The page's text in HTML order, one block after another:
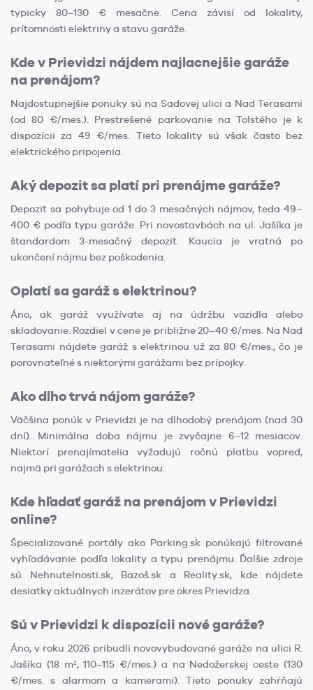
typicky 80–130 € mesačne. Cena závisí od lokality,
prítomnosti elektriny a stavu garáže.
Kde v Prievidzi nájdem najlacnejšie garáže
na prenájom?
Najdostupnejšie ponuky sú na Sadovej ulici a Nad Terasami
(od 80 €/mes.). Prestrešené parkovanie na Tolstého je k
dispozícii za 49 €/mes. Tieto lokality sú však často bez
elektrického pripojenia.
Aký depozit sa platí pri prenájme garáže?
Depozit sa pohybuje od 1 do 3 mesačných nájmov, teda 49–
400 € podľa typu garáže. Pri novostavbách na ul. Jašíka je
štandardom 3-mesačný depozit. Kaucia je vratná po
ukončení nájmu bez poškodenia.
Oplatí sa garáž s elektrinou?
Áno, ak garáž využívate aj na údržbu vozidla alebo
skladovanie. Rozdiel v cene je približne 20–40 €/mes. Na Nad
Terasami nájdete garáž s elektrinou už za 80 €/mes., čo je
porovnateľné s niektorými garážami bez prípojky.
Ako dlho trvá nájom garáže?
Väčšina ponúk v Prievidzi je na dlhodobý prenájom (nad 30
dní). Minimálna doba nájmu je zvyčajne 6–12 mesiacov.
Niektorí prenajímatelia vyžadujú ročnú platbu vopred,
najmä pri garážach s elektrinou.
Kde hľadať garáž na prenájom v Prievidzi
online?
Špecializované portály ako Parking.sk ponúkajú filtrované
vyhľadávanie podľa lokality a typu prenájmu. Ďalšie zdroje
sú Nehnutelnosti.sk, Bazoš.sk a Reality.sk, kde nájdete
desiatky aktuálnych inzerátov pre okres Prievidza.
Sú v Prievidzi k dispozícii nové garáže?
Áno, v roku 2026 pribudli novovybudované garáže na ulici R.
Jašíka (18 m², 110–115 €/mes.) a na Nedožerskej ceste (130
€/mes. s alarmom a kamerami). Tieto ponuky zahŕňajú